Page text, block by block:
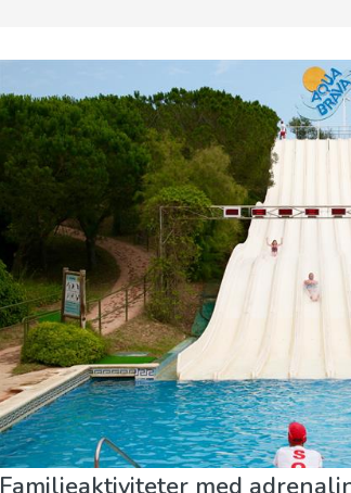
Sport og adventure
Familieaktiviteter med